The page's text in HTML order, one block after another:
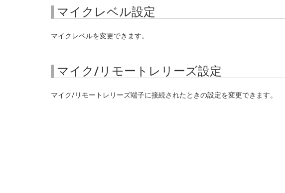
マイクレベル設定
マイクレベルを変更できます。
マイク/リモートレリーズ設定
マイク/リモートレリーズ端子に接続されたときの設定を変更できます。